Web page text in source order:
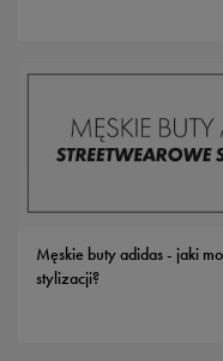
Męskie buty adidas - jaki
stylizacji?